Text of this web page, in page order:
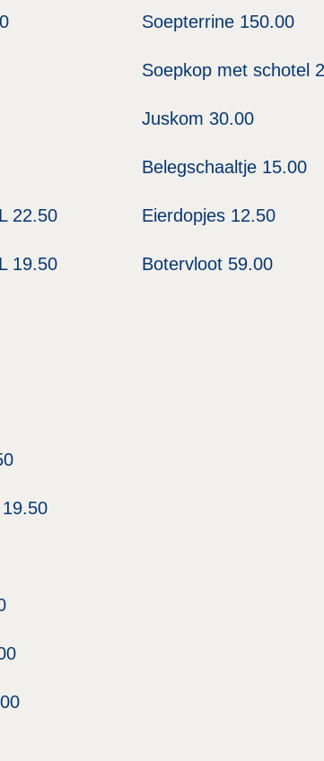
22.50
19.50
Soepterrine 150.00
Soepkop met schotel
Juskom 30.00
Belegschaaltje 15.00
Eierdopjes 12.50
Botervloot 59.00